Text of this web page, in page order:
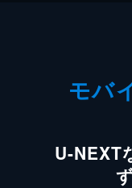
モバ
U-NEXT